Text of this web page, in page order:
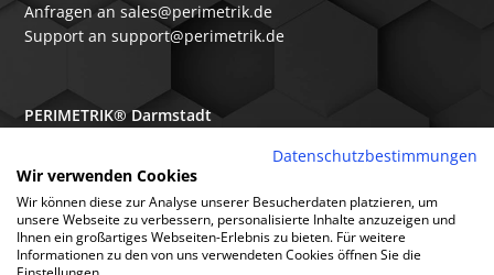
Anfragen an sales@perimetrik.de
Support an support@perimetrik.de
PERIMETRIK® Darmstadt
64367 Mühltal
+49 6151 3944 80
Anfragen an sales@perimetrik.de
Support an support@perimetrik.de
Datenschutzbestimmungen
Wir verwenden Cookies
Wir können diese zur Analyse unserer Besucherdaten platzieren, um
unsere Webseite zu verbessern, personalisierte Inhalte anzuzeigen und
Ihnen ein großartiges Webseiten-Erlebnis zu bieten. Für weitere
Informationen zu den von uns verwendeten Cookies öffnen Sie die